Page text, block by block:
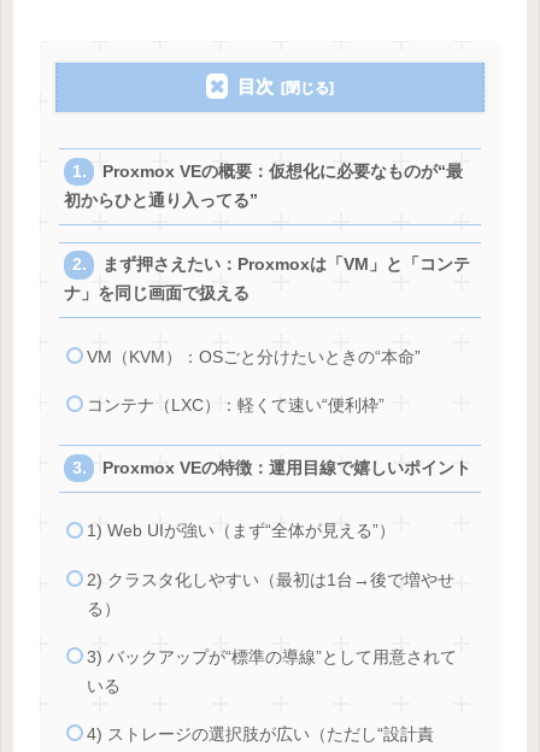
目次
Proxmox VEの概要：仮想化に必要なものが“最
初からひと通り入ってる”
まず押さえたい：Proxmoxは「VM」と「コンテ
ナ」を同じ画面で扱える
VM（KVM）：OSごと分けたいときの“本命”
コンテナ（LXC）：軽くて速い“便利枠”
Proxmox VEの特徴：運用目線で嬉しいポイント
1) Web UIが強い（まず“全体が見える”）
2) クラスタ化しやすい（最初は1台→後で増やせ
る）
3) バックアップが“標準の導線”として用意されて
いる
4) ストレージの選択肢が広い（ただし“設計責